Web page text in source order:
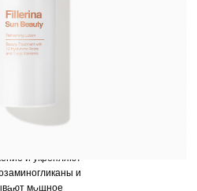
дополнительного
ощущение
минеральный
и в городских
и укрепляют
и
мощное